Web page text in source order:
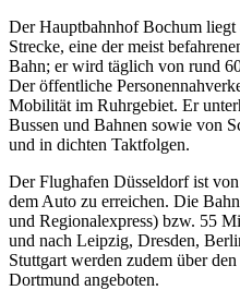
Der Hauptbahnhof Bochum
Strecke, eine der meist
Bahn; er wird täglich von rund
Der öffentliche
Mobilität im Ruhrgebiet. Er
Bussen und Bahnen sowie von
und in dichten Taktfolgen.
Der Flughafen Düsseldorf ist
dem Auto zu erreichen. Die
und Regionalexpress) bzw. 55
und nach Leipzig, Dresden,
Stuttgart werden zudem über
Dortmund angeboten.